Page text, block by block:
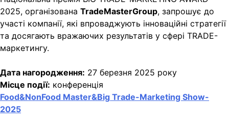
2025, організована TradeMasterGroup, запрошує до
участі компанії, які впроваджують інноваційні стратегії
та досягають вражаючих результатів у сфері TRADE-
маркетингу.
Дата нагородження: 27 березня 2025 року
Місце події: конференція
Food&NonFood Master&Big Trade-Marketing Show-
2025